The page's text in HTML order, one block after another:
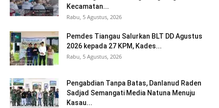
Kecamatan...
Rabu, 5 Agustus, 2026
Pemdes Tiangau Salurkan BLT DD Agustus
2026 kepada 27 KPM, Kades...
Rabu, 5 Agustus, 2026
Pengabdian Tanpa Batas, Danlanud Raden
Sadjad Semangati Media Natuna Menuju
Kasau...